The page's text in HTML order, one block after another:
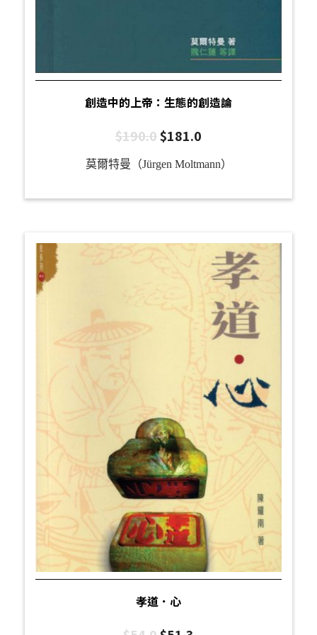
創造中的上帝：生態的創造論
$190.0$181.0
莫爾特曼（Jürgen Moltmann）
孝道．心